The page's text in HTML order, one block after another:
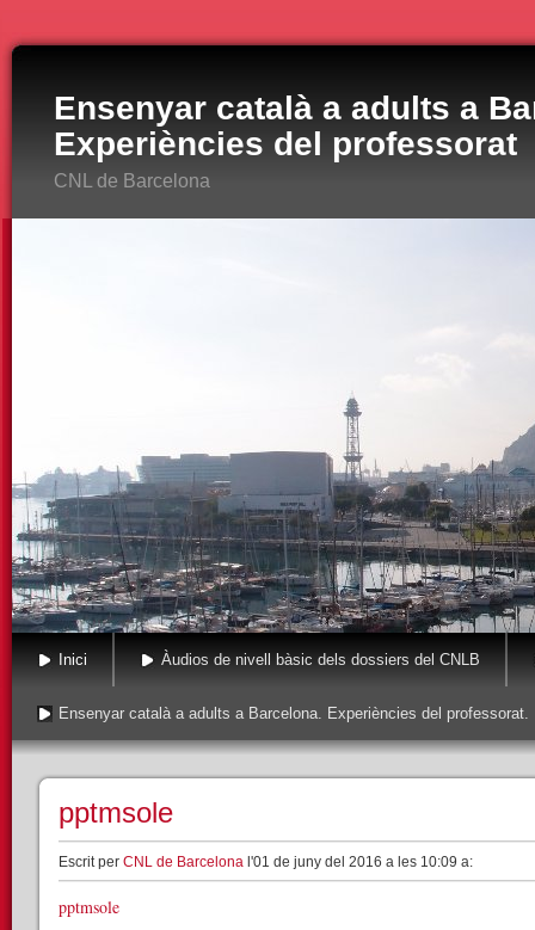
Ensenyar català a adults a
Experiències del professorat
CNL de Barcelona
Inici Àudios de nivell bàsic dels dossiers del CNLB
Ensenyar català a adults a Barcelona. Experiències del professorat.
pptmsole
Escrit per CNL de Barcelona l'01 de juny del 2016 a les 10:09 a:
pptmsole